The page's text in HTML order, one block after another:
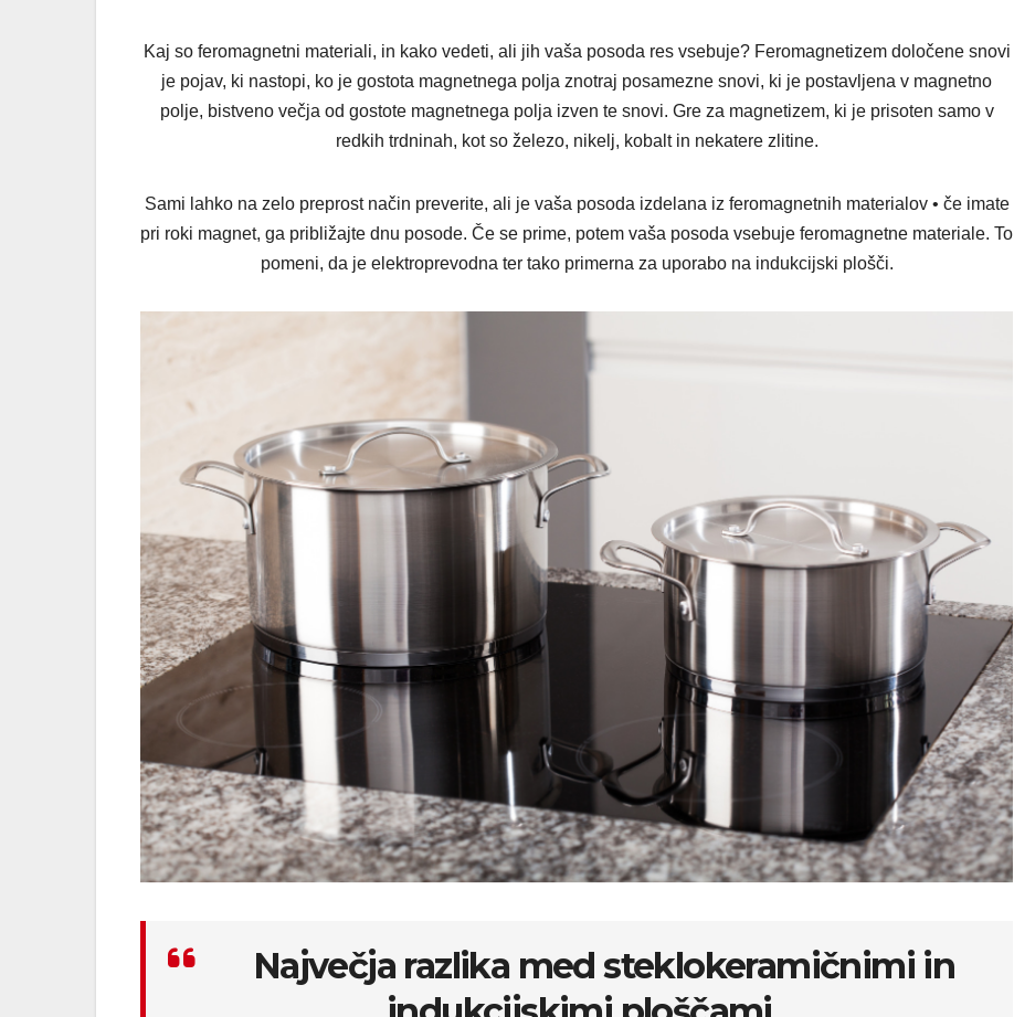
Kaj so feromagnetni materiali, in kako vedeti, ali jih vaša posoda res vsebuje? Feromagnetizem določene snovi
je pojav, ki nastopi, ko je gostota magnetnega polja znotraj posamezne snovi, ki je postavljena v magnetno
polje, bistveno večja od gostote magnetnega polja izven te snovi. Gre za magnetizem, ki je prisoten samo v
redkih trdninah, kot so železo, nikelj, kobalt in nekatere zlitine.
Sami lahko na zelo preprost način preverite, ali je vaša posoda izdelana iz feromagnetnih materialov • če imate
pri roki magnet, ga približajte dnu posode. Če se prime, potem vaša posoda vsebuje feromagnetne materiale. To
pomeni, da je elektroprevodna ter tako primerna za uporabo na indukcijski plošči.
Največja razlika med steklokeramičnimi in